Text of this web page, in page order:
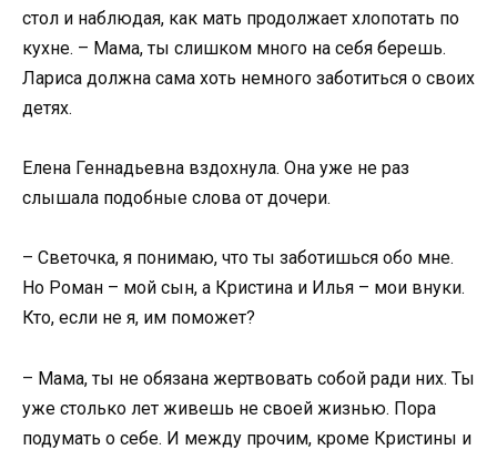
стол и наблюдая, как мать продолжает хлопотать по
кухне. – Мама, ты слишком много на себя берешь.
Лариса должна сама хоть немного заботиться о своих
детях.
Елена Геннадьевна вздохнула. Она уже не раз
слышала подобные слова от дочери.
– Светочка, я понимаю, что ты заботишься обо мне.
Но Роман – мой сын, а Кристина и Илья – мои внуки.
Кто, если не я, им поможет?
– Мама, ты не обязана жертвовать собой ради них. Ты
уже столько лет живешь не своей жизнью. Пора
подумать о себе. И между прочим, кроме Кристины и